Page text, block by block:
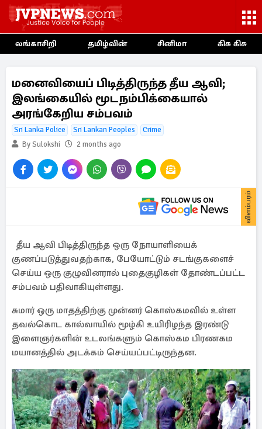
லங்காசிறி தமிழ்வின் சினிமா கிசு கிசு
மனைவியைப் பிடித்திருந்த தீய ஆவி;
இலங்கையில் மூடநம்பிக்கையால்
அரங்கேறிய சம்பவம்
Sri Lanka Police Sri Lankan Peoples
Crime
By Sulokshi
2 months ago
விளம்பரம்
தீய ஆவி பிடித்திருந்த ஒரு நோயாளியைக்
குணப்படுத்துவதற்காக, பேயோட்டும் சடங்குகளைச்
செய்ய ஒரு குழுவினரால் புதைகுழிகள் தோண்டப்பட்ட
சம்பவம் பதிவாகியுள்ளது.
சுமார் ஒரு மாதத்திற்கு முன்னர் கொஸ்கமவில் உள்ள
தவல்கொட கால்வாயில் மூழ்கி உயிரிழந்த இரண்டு
இளைஞர்களின் உடலங்களும் கொஸ்கம பிரணகம
மயானத்தில் அடக்கம் செய்யப்பட்டிருந்தன.